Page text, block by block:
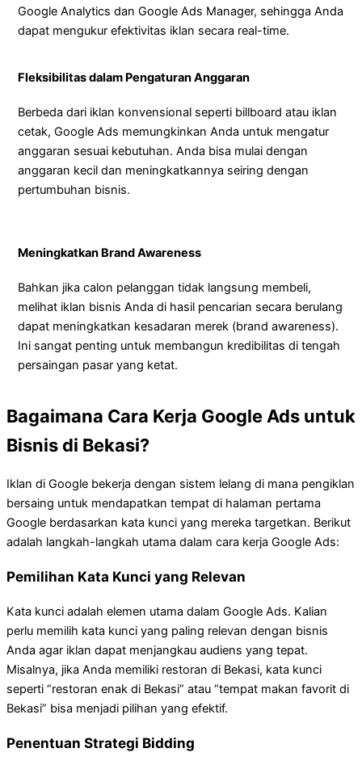
Google Analytics dan Google Ads Manager, sehingga Anda
dapat mengukur efektivitas iklan secara real-time.
Fleksibilitas dalam Pengaturan Anggaran
Berbeda dari iklan konvensional seperti billboard atau iklan
cetak, Google Ads memungkinkan Anda untuk mengatur
anggaran sesuai kebutuhan. Anda bisa mulai dengan
anggaran kecil dan meningkatkannya seiring dengan
pertumbuhan bisnis.
Meningkatkan Brand Awareness
Bahkan jika calon pelanggan tidak langsung membeli,
melihat iklan bisnis Anda di hasil pencarian secara berulang
dapat meningkatkan kesadaran merek (brand awareness).
Ini sangat penting untuk membangun kredibilitas di tengah
persaingan pasar yang ketat.
Bagaimana Cara Kerja Google Ads untuk
Bisnis di Bekasi?
Iklan di Google bekerja dengan sistem lelang di mana pengiklan
bersaing untuk mendapatkan tempat di halaman pertama
Google berdasarkan kata kunci yang mereka targetkan. Berikut
adalah langkah-langkah utama dalam cara kerja Google Ads:
Pemilihan Kata Kunci yang Relevan
Kata kunci adalah elemen utama dalam Google Ads. Kalian
perlu memilih kata kunci yang paling relevan dengan bisnis
Anda agar iklan dapat menjangkau audiens yang tepat.
Misalnya, jika Anda memiliki restoran di Bekasi, kata kunci
seperti “restoran enak di Bekasi” atau “tempat makan favorit di
Bekasi” bisa menjadi pilihan yang efektif.
Penentuan Strategi Bidding